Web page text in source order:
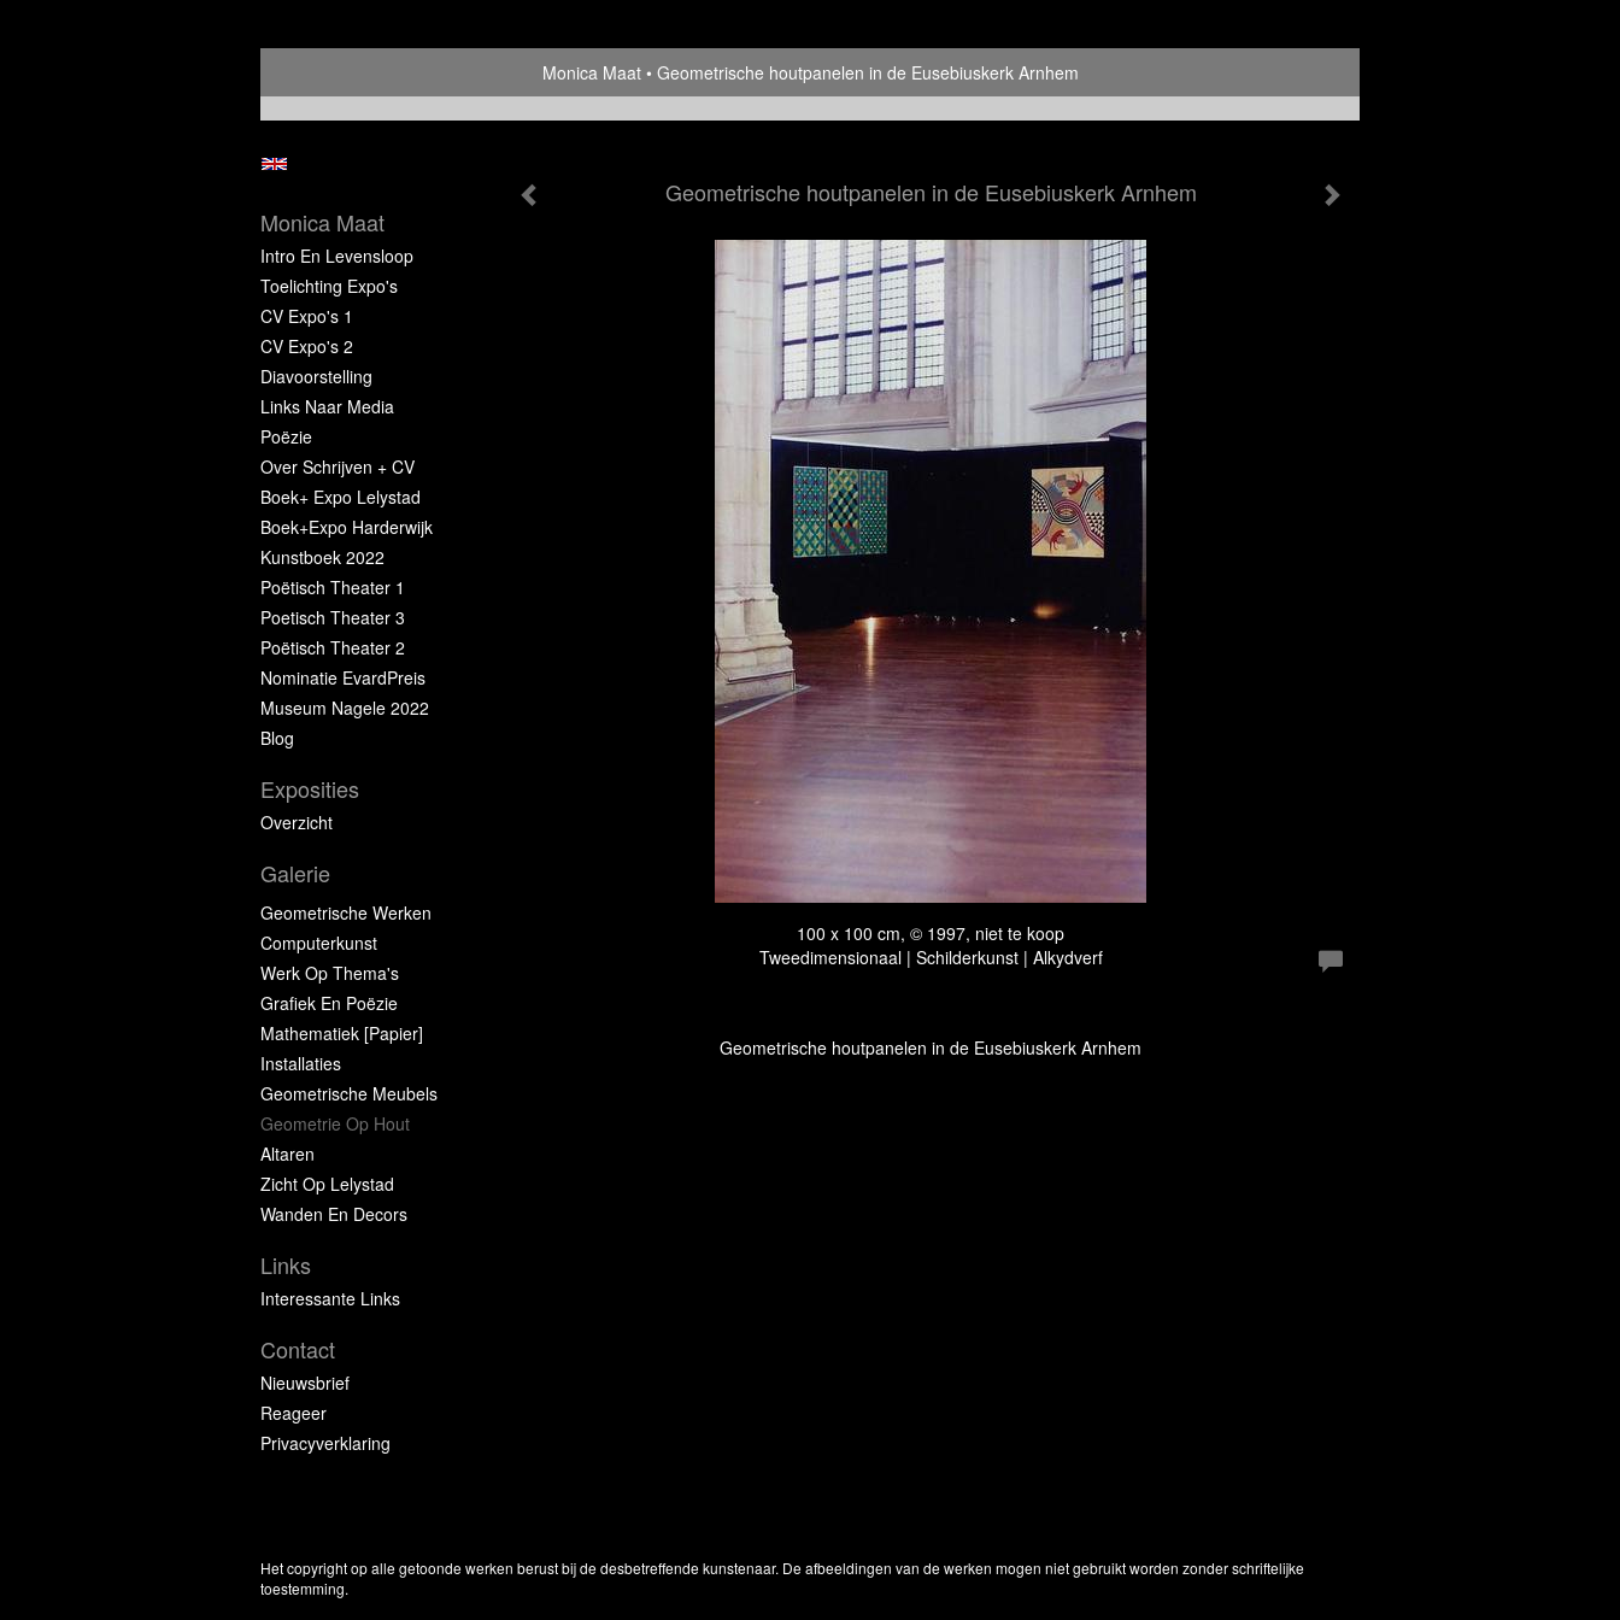
Monica Maat Geometrische houtpanelen in de Eusebiuskerk Arnhem
Geometrische houtpanelen in de Eusebiuskerk Arnhem
100 x 100 cm, © 1997, niet te koop
Tweedimensionaal | Schilderkunst | Alkydverf
Geometrische houtpanelen in de Eusebiuskerk Arnhem
Monica Maat
Intro En Levensloop
Toelichting Expo's
CV Expo's 1
CV Expo's 2
Diavoorstelling
Links Naar Media
Poëzie
Over Schrijven + CV
Boek+ Expo Lelystad
Boek+Expo Harderwijk
Kunstboek 2022
Poëtisch Theater 1
Poetisch Theater 3
Poëtisch Theater 2
Nominatie EvardPreis
Museum Nagele 2022
Blog
Exposities
Overzicht
Galerie
Geometrische Werken
Computerkunst
Werk Op Thema's
Grafiek En Poëzie
Mathematiek [papier]
Installaties
Geometrische Meubels
Geometrie Op Hout
Altaren
Zicht Op Lelystad
Wanden En Decors
Links
Interessante Links
Contact
Nieuwsbrief
Reageer
Privacyverklaring
Het copyright op alle getoonde werken berust bij de desbetreffende kunstenaar. De afbeeldingen van de werken mogen niet gebruikt worden zonder schriftelijke
toestemming.